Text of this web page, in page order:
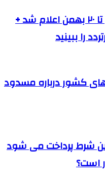
آخرین نرخ پروازهای داخلی تا ۲۰ بهمن اعلام شد +
را ببینید
کشور درباره مسدود
شرط پرداخت می شود
است؟